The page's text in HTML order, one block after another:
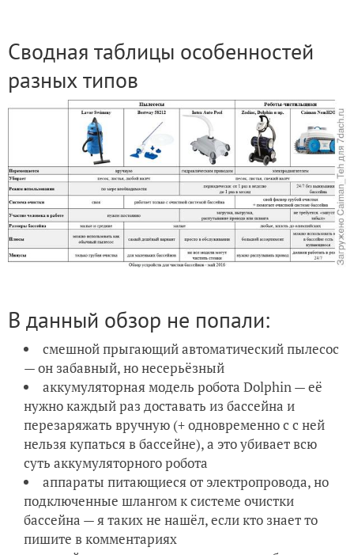
Сводная таблицы особенностей
разных типов
В данный обзор не попали:
смешной прыгающий автоматический пылесос
— он забавный, но несерьёзный
аккумуляторная модель робота Dolphin — её
нужно каждый раз доставать из бассейна и
перезаряжать вручную (+ одновременно с с ней
нельзя купаться в бассейне), а это убивает всю
суть аккумуляторного робота
аппараты питающиеся от электропровода, но
подключенные шлангом к системе очистки
бассейна — я таких не нашёл, если кто знает то
пишите в комментариях